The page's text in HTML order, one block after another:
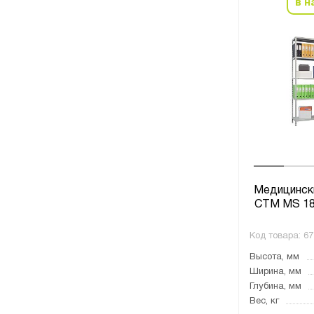
в
СТМ MS
Код товара:
Высота, мм
Ширина, мм
Глубина, мм
Вес, кг